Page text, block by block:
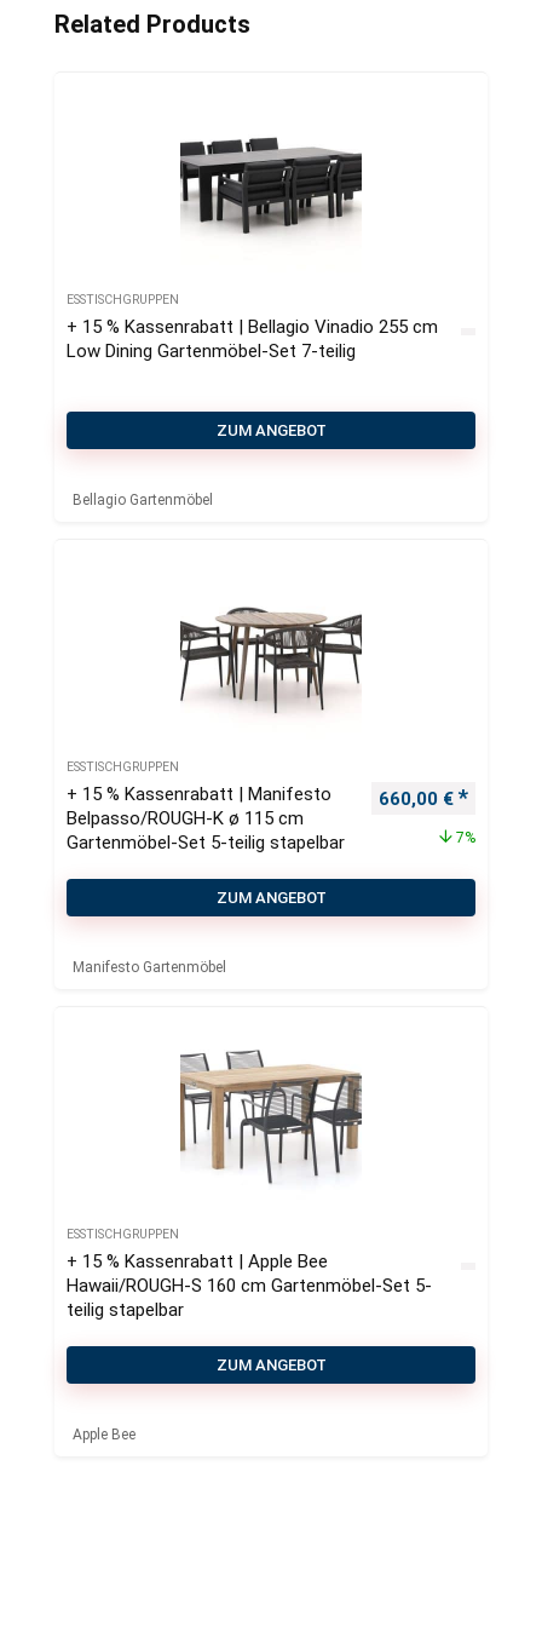
Related Products
ESSTISCHGRUPPEN
+ 15 % Kassenrabatt | Bellagio Vinadio 255 cm
Low Dining Gartenmöbel-Set 7-teilig
ZUM ANGEBOT
Bellagio Gartenmöbel
ESSTISCHGRUPPEN
+ 15 % Kassenrabatt | Manifesto
Belpasso/ROUGH-K ø 115 cm
Gartenmöbel-Set 5-teilig stapelbar
Ursprünglicher
660,00 €
7%
ZUM ANGEBOT
Manifesto Gartenmöbel
ESSTISCHGRUPPEN
+ 15 % Kassenrabatt | Apple Bee
Hawaii/ROUGH-S 160 cm Gartenmöbel-Set 5-
teilig stapelbar
ZUM ANGEBOT
Apple Bee